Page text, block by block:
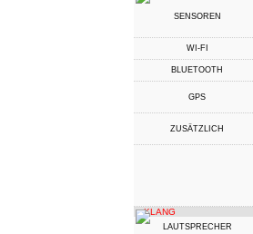
SENSOREN
WI-FI
BLUETOOTH
GPS
ZUSÄTZLICH
KLANG
LAUTSPRECHER